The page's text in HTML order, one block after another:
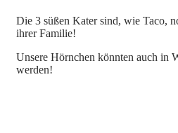
Die 3 süßen Kater sind, wie Taco,
ihrer Familie!
Unsere Hörnchen könnten auch in
werden!